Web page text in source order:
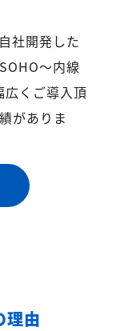
社開発した
～内線
くご導入頂
がありま
理由